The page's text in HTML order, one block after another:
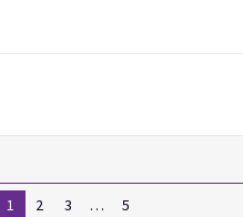
1 2 3 … 5